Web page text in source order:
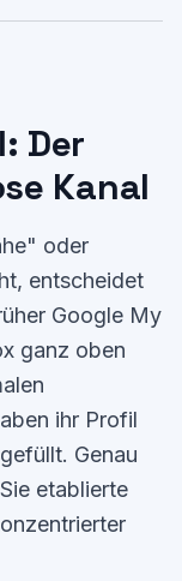
Der
Kanal
oder
entscheidet
Google My
ganz oben
ihr Profil
Genau
etablierte